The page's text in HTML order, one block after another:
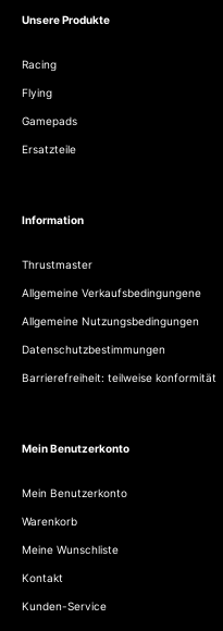
Unsere Produkte
Racing
Flying
Gamepads
Ersatzteile
Information
Thrustmaster
Allgemeine Verkaufsbedingungene
Allgemeine Nutzungsbedingungen
Datenschutzbestimmungen
Barrierefreiheit: teilweise konformität
Mein Benutzerkonto
Mein Benutzerkonto
Warenkorb
Meine Wunschliste
Kontakt
Kunden-Service